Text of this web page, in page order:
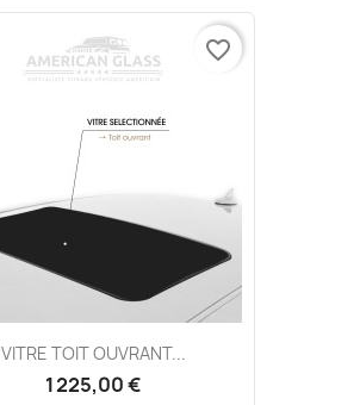
VITRE TOIT OUVRANT...
1 225,00 €
favorite_border